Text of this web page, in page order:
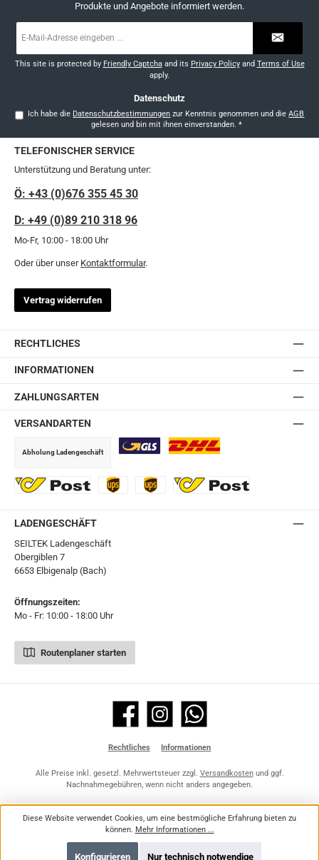
Produkte und Angebote informiert werden.
Mail-
*
This site is protected by Friendly Captchaand its Privacy Policyand Terms of Use
apply.
Datenschutz
Ich habe die Datenschutzbestimmungen zur Kenntnis genommen und dieAGB
gelesen und bin mit ihnen einverstanden. *
TELEFONISCHER SERVICE
Unterstützung und Beratung unter:
Ö: +43 (0)676 355 45 30
D: +49 (0)89 210 318 96
Mo-Fr, 10:00 - 18:00 Uhr
Oder über unser Kontaktformular.
Vertrag widerrufen
RECHTLICHES
INFORMATIONEN
ZAHLUNGSARTEN
VERSANDARTEN
Abholung Ladengeschäft
LADENGESCHÄFT
SEILTEK Ladengeschäft
Obergiblen 7
6653 Elbigenalp (Bach)
Öffnungszeiten:
Mo - Fr: 10:00 - 18:00 Uhr
Routenplaner starten
Facebook Instagram WhatsApp
Rechtliches Informationen
Alle Preise inkl. gesetzl. Mehrwertsteuer zzgl. Versandkostenund ggf.
Nachnahmegebühren, wenn nicht anders angegeben.
Diese Website verwendet Cookies, um eine bestmögliche Erfahrung bieten zu
können. Mehr Informationen ...
Nur technisch notwendige
Konfigurieren